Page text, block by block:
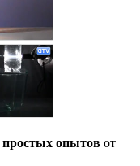
простых опытов от